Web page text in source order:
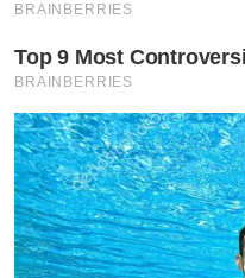
“สิ่งที่น่าสนใจของ
สมัยใหม่มาผสานกับราย
BRAINBERRIES
Top 9 Most
BRAINBERRIES